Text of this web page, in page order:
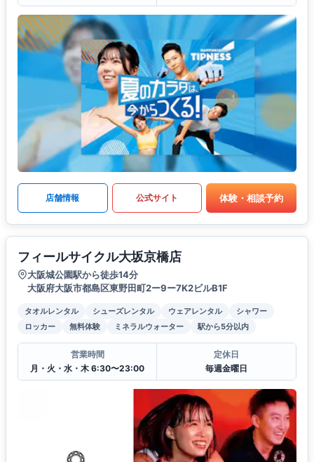
店舗情報 公式サイト 体験・相談予約
フィールサイクル大坂京橋店
大阪城公園駅から徒歩14分
大阪府大阪市都島区東野田町2ー9ー7K2ビルB1F
タオルレンタル シューズレンタル ウェアレンタル
シャワー
ロッカー
無料体験 ミネラルウォーター 駅から5分以内
営業時間
月・火・水・木 6:30〜23:00
定休日
毎週金曜日